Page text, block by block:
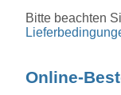
Bitte beachten
Online-